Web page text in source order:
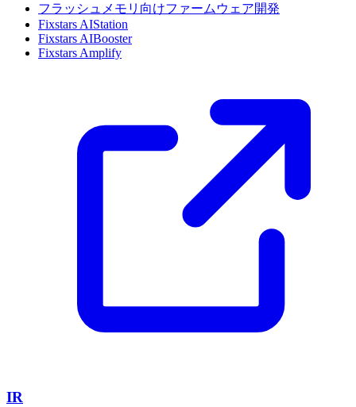
フラッシュメモリ向けファームウェア開発
Fixstars AIStation
Fixstars AIBooster
Fixstars Amplify
IR